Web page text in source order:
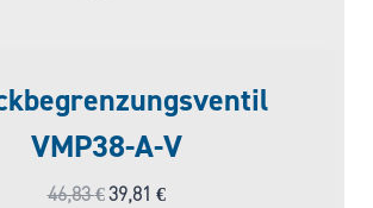
VMP38-A-V
46,83€Ursprünglicher
39,81 €Aktueller